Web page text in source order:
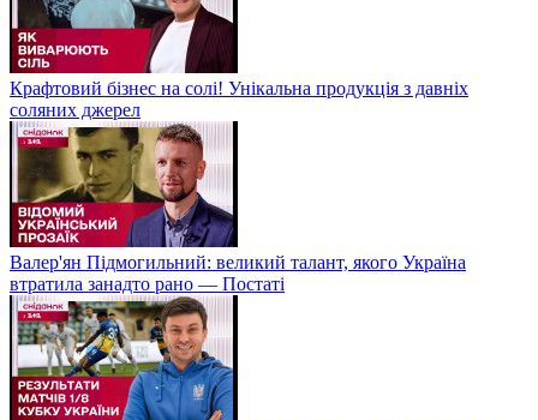
Крафтовий бізнес на солі! Унікальна продукція з давніх
соляних джерел
Валер'ян Підмогильний: великий талант, якого Україна
втратила занадто рано — Постаті